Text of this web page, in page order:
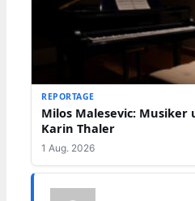
REPORTAGE
Milos Malesevic: Musiker
Karin Thaler
1 Aug. 2026